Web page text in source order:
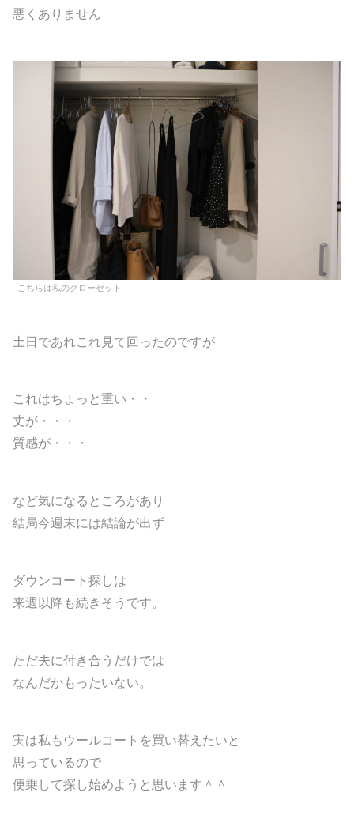
悪くありません
こちらは私のクローゼット
土日であれこれ見て回ったのですが
これはちょっと重い・・
丈が・・・
質感が・・・
など気になるところがあり
結局今週末には結論が出ず
ダウンコート探しは
来週以降も続きそうです。
ただ夫に付き合うだけでは
なんだかもったいない。
実は私もウールコートを買い替えたいと
思っているので
便乗して探し始めようと思います＾＾